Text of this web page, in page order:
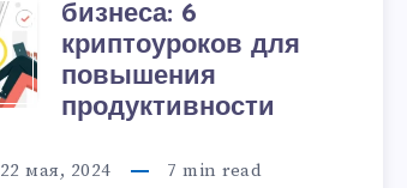
бизнеса: 6
криптоуроков для
повышения
продуктивности
22 мая, 2024 7 min read